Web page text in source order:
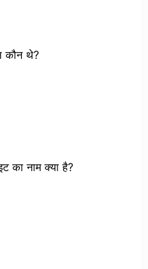
कौन थे?
का नाम क्या है?